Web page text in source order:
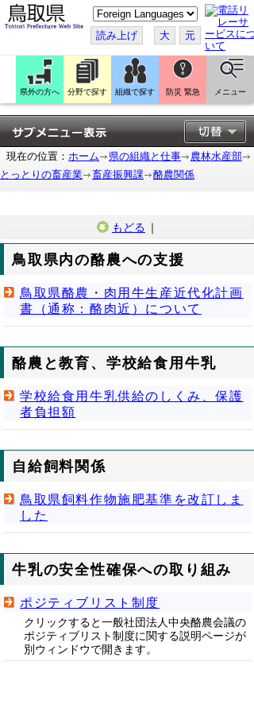
こ
の
ペ
ー
ジ
翻
訳
す
る
読み上げ 大 元
県外の方へ 分野で探す 組織で探す 防災 緊急 メニュー
現在の位置： ホーム 県の組織と仕事
農林水産部
とっとりの畜産業
畜産振興課 酪農関係
もどる ｜
鳥取県内の酪農への支援
鳥取県酪農・肉用牛生産近代化計画
書（通称：酪肉近）について
酪農と教育、学校給食用牛乳
学校給食用牛乳供給のしくみ、保護
者負担額
自給飼料関係
鳥取県飼料作物施肥基準を改訂しま
した
牛乳の安全性確保への取り組み
ポジティブリスト制度
クリックすると一般社団法人中央酪農会議の
ポジティブリスト制度に関する説明ページが
別ウィンドウで開きます。